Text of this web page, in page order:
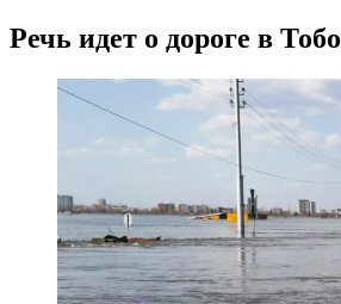
Речь идет о дороге в